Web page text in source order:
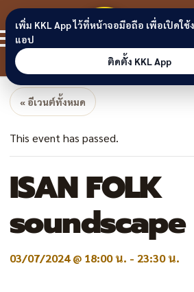
Skip to content
ขอน
ลิ
« อีเวนต์ทั้งหมด
This event has passed.
ISAN FOLK
soundscape
03/07/2024 @ 18:00 น. - 23:30 น.
เพิ่ม KKL App ไว้ที่หน้าจอมือถือ เพื่อเปิดใช้
แอป
ติดตั้ง KKL App